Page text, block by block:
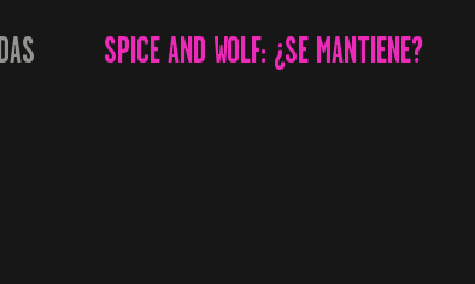
SPICE AND WOLF: ¿SE MANTIENE?